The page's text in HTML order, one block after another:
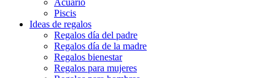
Acuario
Piscis
Ideas de regalos
Regalos día del padre
Regalos día de la madre
Regalos bienestar
Regalos para mujeres